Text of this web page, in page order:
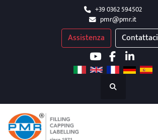
+39 0362 594502
pmr@pmr.it
Assistenza Contattaci
youtube
facebook
linkedin
Cerca